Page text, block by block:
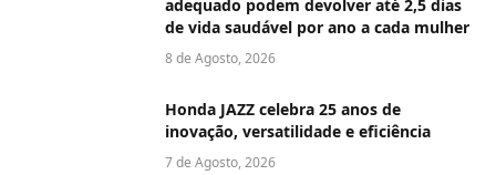
adequado podem devolver até 2,5 dias
de vida saudável por ano a cada mulher
8 de Agosto, 2026
Honda JAZZ celebra 25 anos de
inovação, versatilidade e eficiência
7 de Agosto, 2026